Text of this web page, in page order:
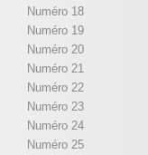
Numéro 18
Numéro 19
Numéro 20
Numéro 21
Numéro 22
Numéro 23
Numéro 24
Numéro 25